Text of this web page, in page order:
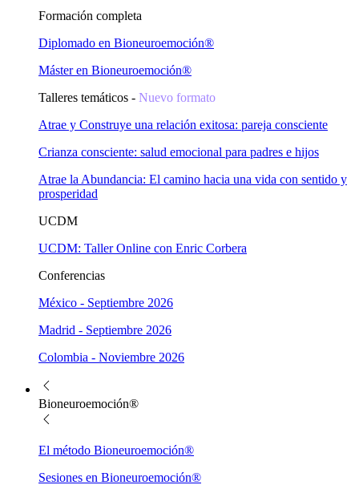
Formación completa
Diplomado en Bioneuroemoción®
Máster en Bioneuroemoción®
Talleres temáticos - Nuevo formato
Atrae y Construye una relación exitosa: pareja consciente
Crianza consciente: salud emocional para padres e hijos
Atrae la Abundancia: El camino hacia una vida con sentido y
prosperidad
UCDM
UCDM: Taller Online con Enric Corbera
Conferencias
México - Septiembre 2026
Madrid - Septiembre 2026
Colombia - Noviembre 2026
Bioneuroemoción®
El método Bioneuroemoción®
Sesiones en Bioneuroemoción®